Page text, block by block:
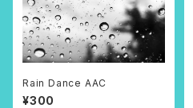
Rain Dance AAC
¥300